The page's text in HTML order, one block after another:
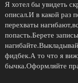
Я хотел бы увидеть
описал.И в какой раз
перехваты
попасть.Берете
фидбек.А то что я
бычка.Оформляйте